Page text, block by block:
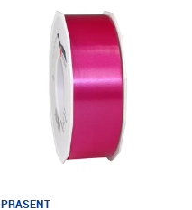
PRASENT